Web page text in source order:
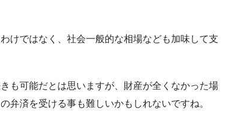
けではなく、社会一般的な相場なども加味して支
も可能だとは思いますが、財産が全くなかった場
弁済を受ける事も難しいかもしれないですね。